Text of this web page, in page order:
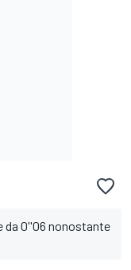
da 0''06 nonostante